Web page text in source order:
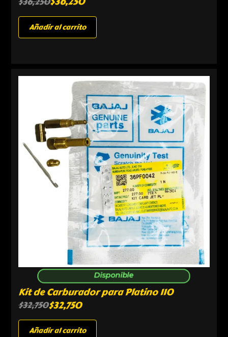
Añadir al carrito
Disponible
Kit de Carburador para Platino 110
$32,750$32,750
Añadir al carrito